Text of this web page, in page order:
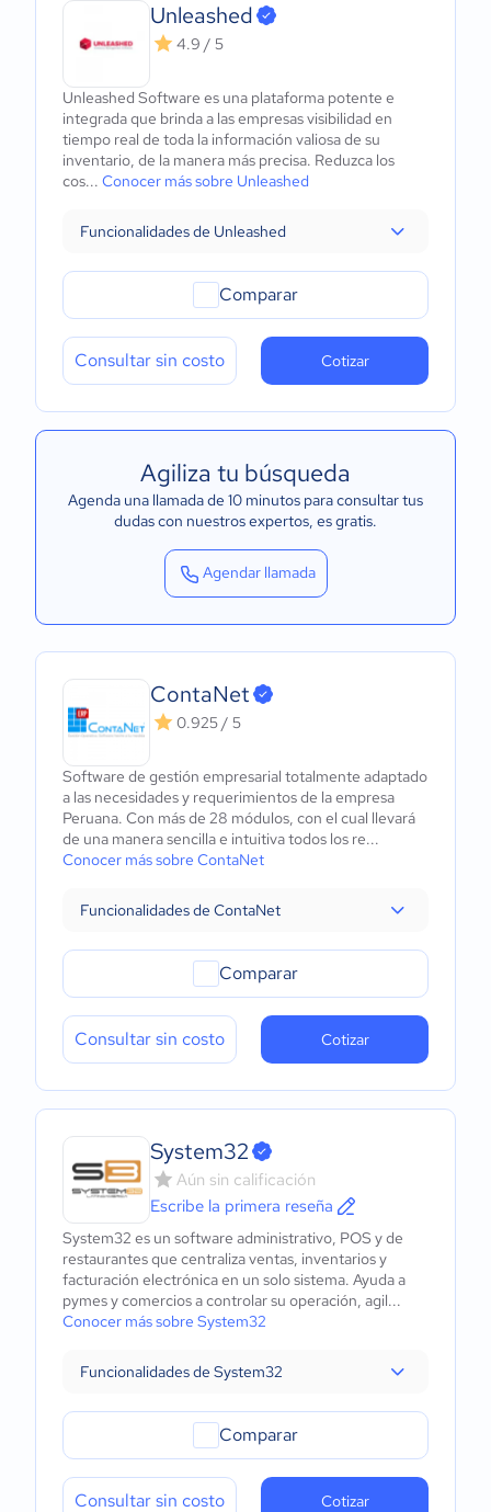
Unleashed
4.9 / 5
Unleashed Software es una plataforma potente e
integrada que brinda a las empresas visibilidad en
tiempo real de toda la información valiosa de su
inventario, de la manera más precisa. Reduzca los
cos... Conocer más sobre Unleashed
Funcionalidades de Unleashed
Comparar
Consultar sin costo Cotizar
Agiliza tu búsqueda
Agenda una llamada de 10 minutos para consultar tus
dudas con nuestros expertos, es gratis.
Agendar llamada
ContaNet
0.925 / 5
Software de gestión empresarial totalmente adaptado
a las necesidades y requerimientos de la empresa
Peruana. Con más de 28 módulos, con el cual llevará
de una manera sencilla e intuitiva todos los re...
Conocer más sobre ContaNet
Funcionalidades de ContaNet
Comparar
Consultar sin costo Cotizar
System32
Aún sin calificación
Escribe la primera reseña
System32 es un software administrativo, POS y de
restaurantes que centraliza ventas, inventarios y
facturación electrónica en un solo sistema. Ayuda a
pymes y comercios a controlar su operación, agil...
Conocer más sobre System32
Funcionalidades de System32
Comparar
Consultar sin costo Cotizar